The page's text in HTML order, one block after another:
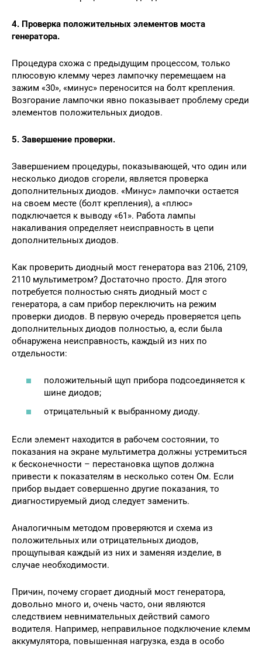
4. Проверка положительных элементов моста
генератора.
Процедура схожа с предыдущим процессом, только
плюсовую клемму через лампочку перемещаем на
зажим «30», «минус» переносится на болт крепления.
Возгорание лампочки явно показывает проблему среди
элементов положительных диодов.
5. Завершение проверки.
Завершением процедуры, показывающей, что один или
несколько диодов сгорели, является проверка
дополнительных диодов. «Минус» лампочки остается
на своем месте (болт крепления), а «плюс»
подключается к выводу «61». Работа лампы
накаливания определяет неисправность в цепи
дополнительных диодов.
Как проверить диодный мост генератора ваз 2106, 2109,
2110 мультиметром? Достаточно просто. Для этого
потребуется полностью снять диодный мост с
генератора, а сам прибор переключить на режим
проверки диодов. В первую очередь проверяется цепь
дополнительных диодов полностью, а, если была
обнаружена неисправность, каждый из них по
отдельности:
положительный щуп прибора подсоединяется к
шине диодов;
отрицательный к выбранному диоду.
Если элемент находится в рабочем состоянии, то
показания на экране мультиметра должны устремиться
к бесконечности – перестановка щупов должна
привести к показателям в несколько сотен Ом. Если
прибор выдает совершенно другие показания, то
диагностируемый диод следует заменить.
Аналогичным методом проверяются и схема из
положительных или отрицательных диодов,
прощупывая каждый из них и заменяя изделие, в
случае необходимости.
Причин, почему сгорает диодный мост генератора,
довольно много и, очень часто, они являются
следствием невнимательных действий самого
водителя. Например, неправильное подключение клемм
аккумулятора, повышенная нагрузка, езда в особо